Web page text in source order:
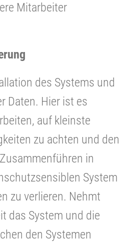
Mitarbeiter
des Systems und
Daten. Hier ist es
auf kleinste
zu achten und den
in
System
zu verlieren. Nehmt
das System und die
den Systemen